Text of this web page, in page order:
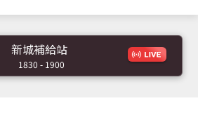
新城補給站
1830 - 1900